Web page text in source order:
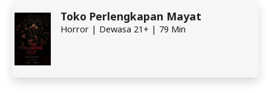
Toko Perlengkapan Mayat
Horror | Dewasa 21+ | 79 Min